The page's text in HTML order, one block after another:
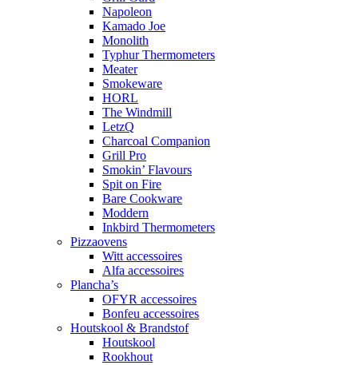
Napoleon
Kamado Joe
Monolith
Typhur Thermometers
Meater
Smokeware
HORL
The Windmill
LetzQ
Charcoal Companion
Grill Pro
Smokin’ Flavours
Spit on Fire
Bare Cookware
Moddern
Inkbird Thermometers
Pizzaovens
Witt accessoires
Alfa accessoires
Plancha’s
OFYR accessoires
Bonfeu accessoires
Houtskool & Brandstof
Houtskool
Rookhout